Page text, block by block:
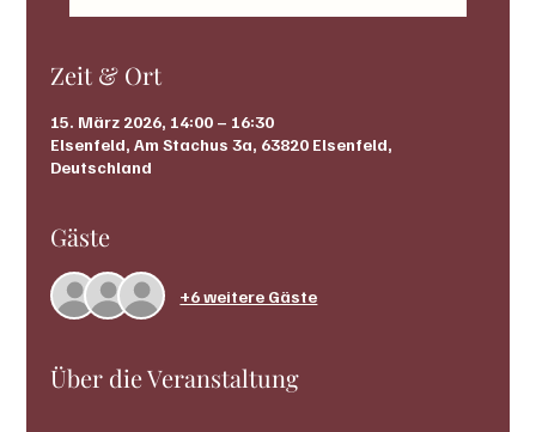
Zeit & Ort
15. März 2026, 14:00 – 16:30
Elsenfeld, Am Stachus 3a, 63820 Elsenfeld,
Deutschland
Gäste
+6 weitere Gäste
Über die Veranstaltung